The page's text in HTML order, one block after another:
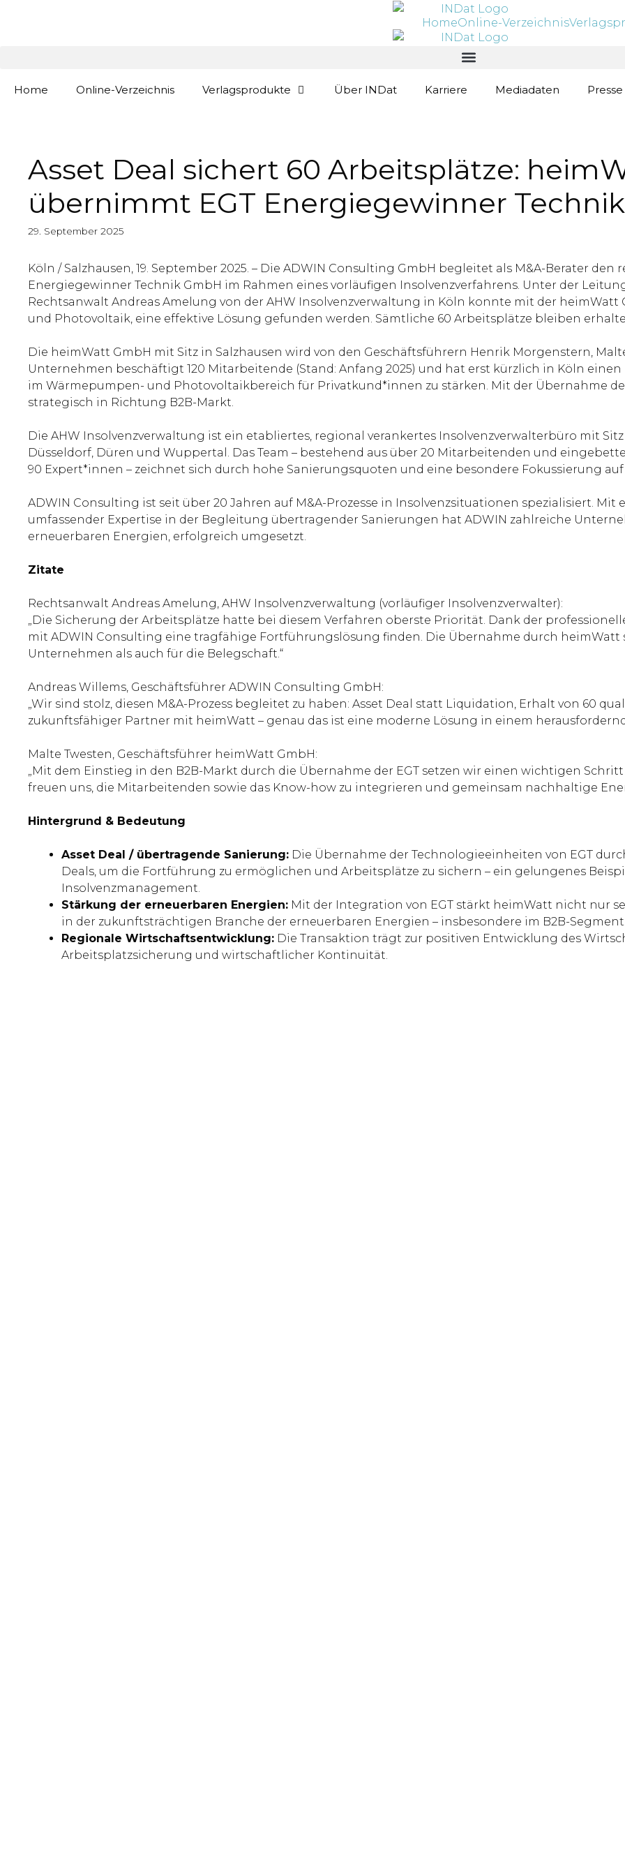
HomeOnline-Verzeichnis
Home Online-Verzeichnis Verlagsprodukte Über INDat Karriere Mediadaten Presse
Asset Deal sichert 60 Arbeitsplätze:
übernimmt EGT Energiegewinner
29. September 2025
Köln / Salzhausen, 19. September 2025. – Die ADWIN Consulting GmbH begleitet als M&A-Berater den
Energiegewinner Technik GmbH im Rahmen eines vorläufigen Insolvenzverfahrens. Unter der
Rechtsanwalt Andreas Amelung von der AHW Insolvenzverwaltung in Köln konnte mit der
und Photovoltaik, eine effektive Lösung gefunden werden. Sämtliche 60 Arbeitsplätze bleiben
Die heimWatt GmbH mit Sitz in Salzhausen wird von den Geschäftsführern Henrik Morgenstern,
Unternehmen beschäftigt 120 Mitarbeitende (Stand: Anfang 2025) und hat erst kürzlich in Köln
im Wärmepumpen- und Photovoltaikbereich für Privatkund*innen zu stärken. Mit der Übernahme
strategisch in Richtung B2B-Markt.
Die AHW Insolvenzverwaltung ist ein etabliertes, regional verankertes Insolvenzverwalterbüro mit
Düsseldorf, Düren und Wuppertal. Das Team – bestehend aus über 20 Mitarbeitenden und
90 Expert*innen – zeichnet sich durch hohe Sanierungsquoten und eine besondere Fokussierung
ADWIN Consulting ist seit über 20 Jahren auf M&A-Prozesse in Insolvenzsituationen spezialisiert.
umfassender Expertise in der Begleitung übertragender Sanierungen hat ADWIN zahlreiche
erneuerbaren Energien, erfolgreich umgesetzt.
Zitate
Rechtsanwalt Andreas Amelung, AHW Insolvenzverwaltung (vorläufiger Insolvenzverwalter):
„Die Sicherung der Arbeitsplätze hatte bei diesem Verfahren oberste Priorität. Dank der
mit ADWIN Consulting eine tragfähige Fortführungslösung finden. Die Übernahme durch heimWatt
Unternehmen als auch für die Belegschaft.“
Andreas Willems, Geschäftsführer ADWIN Consulting GmbH:
„Wir sind stolz, diesen M&A-Prozess begleitet zu haben: Asset Deal statt Liquidation, Erhalt von 60
zukunftsfähiger Partner mit heimWatt – genau das ist eine moderne Lösung in einem
Malte Twesten, Geschäftsführer heimWatt GmbH:
„Mit dem Einstieg in den B2B-Markt durch die Übernahme der EGT setzen wir einen wichtigen
freuen uns, die Mitarbeitenden sowie das Know-how zu integrieren und gemeinsam nachhaltige
Hintergrund & Bedeutung
Asset Deal / übertragende Sanierung: Die Übernahme der Technologieeinheiten von EGT
Deals, um die Fortführung zu ermöglichen und Arbeitsplätze zu sichern – ein gelungenes
Insolvenzmanagement.
Stärkung der erneuerbaren Energien: Mit der Integration von EGT stärkt heimWatt nicht nur
in der zukunftsträchtigen Branche der erneuerbaren Energien – insbesondere im B2B-Segment.
Regionale Wirtschaftsentwicklung: Die Transaktion trägt zur positiven Entwicklung des
Arbeitsplatzsicherung und wirtschaftlicher Kontinuität.